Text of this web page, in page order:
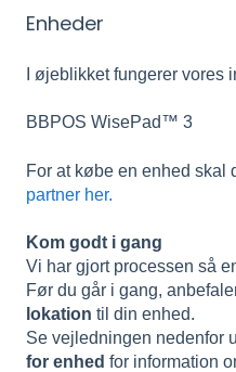
Enheder
I øjeblikket fungerer vores
BBPOS WisePad™ 3
For at købe en enhed skal
partner her.
Kom godt i gang
Vi har gjort processen så
Før du går i gang,
lokation til din enhed.
Se vejledningen nedenfor
for enhed for information